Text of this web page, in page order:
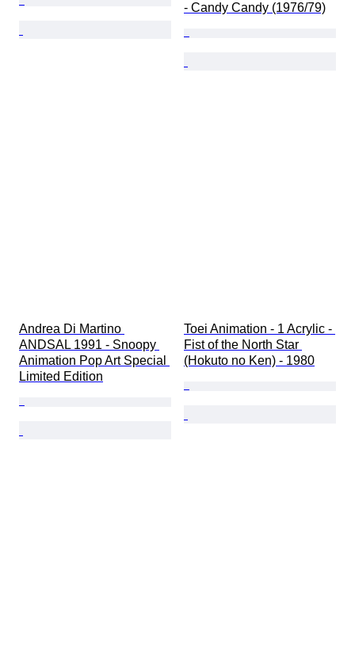
- Candy Candy (1976/79)
Andrea Di Martino
ANDSAL 1991 - Snoopy
Animation Pop Art Special
Limited Edition
Toei Animation - 1 Acrylic -
Fist of the North Star
(Hokuto no Ken) - 1980